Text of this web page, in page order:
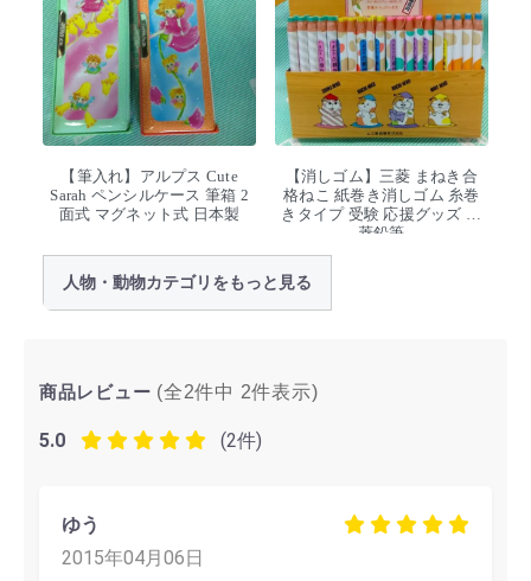
【筆入れ】アルプス Cute
Sarah ペンシルケース 筆箱 2
面式 マグネット式 日本製
【消しゴム】三菱 まねき合
格ねこ 紙巻き消しゴム 糸巻
きタイプ 受験 応援グッズ 三
菱鉛筆
人物・動物カテゴリをもっと見る
商品レビュー (全2件中 2件表示)
5.0 (2件)
ゆう
2015年04月06日